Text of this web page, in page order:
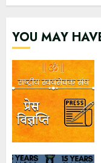
YOU MAY